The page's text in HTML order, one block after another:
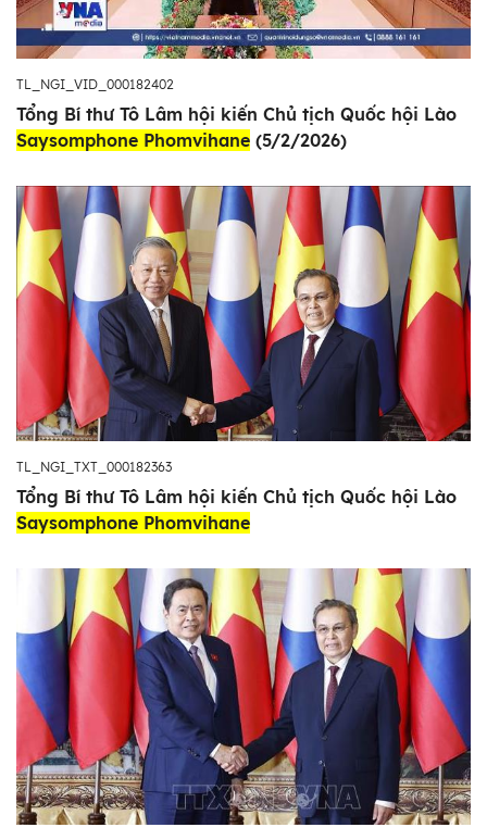
TL_NGI_VID_000182402
Tổng Bí thư Tô Lâm hội kiến Chủ tịch Quốc hội Lào
Saysomphone Phomvihane (5/2/2026)
TL_NGI_TXT_000182363
Tổng Bí thư Tô Lâm hội kiến Chủ tịch Quốc hội Lào
Saysomphone Phomvihane